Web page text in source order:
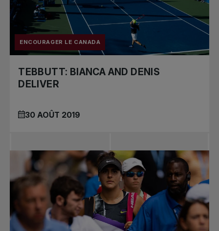
ENCOURAGER LE CANADA
TEBBUTT: BIANCA AND DENIS
DELIVER
30 AOÛT 2019